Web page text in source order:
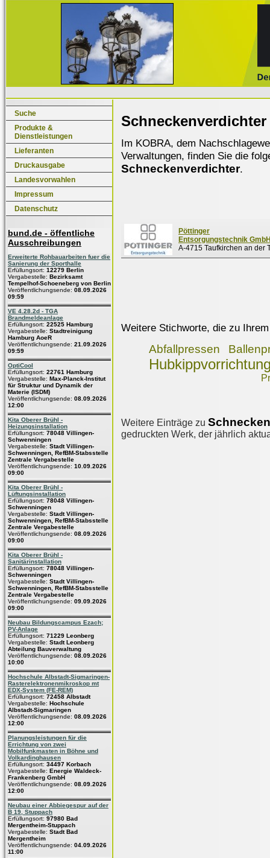
Suche
Produkte &
Dienstleistungen
Lieferanten
Druckausgabe
Landesvorwahlen
Impressum
Datenschutz
bund.de - öffentliche
Ausschreibungen
Erweiterte Rohbauarbeiten fuer die
Sanierung der Sporthalle
Erfüllungsort: 12279 Berlin
Vergabestelle: Bezirksamt
Tempelhof-Schoeneberg von Berlin
Veröffentlichungsende: 08.09.2026
09:59
VE 4.28.2d - TGA
Brandmeldeanlage
Erfüllungsort: 22525 Hamburg
Vergabestelle: Stadtreinigung
Hamburg AoeR
Veröffentlichungsende: 21.09.2026
09:59
OptiCool
Erfüllungsort: 22761 Hamburg
Vergabestelle: Max-Planck-Institut
für Struktur und Dynamik der
Materie (ISDM)
Veröffentlichungsende: 08.09.2026
12:00
Kita Oberer Brühl -
Heizungsinstallation
Erfüllungsort: 78048 Villingen-
Schwenningen
Vergabestelle: Stadt Villingen-
Schwenningen, RefBM-Stabsstelle
Zentrale Vergabestelle
Veröffentlichungsende: 10.09.2026
09:00
Kita Oberer Brühl -
Lüftungsinstallation
Erfüllungsort: 78048 Villingen-
Schwenningen
Vergabestelle: Stadt Villingen-
Schwenningen, RefBM-Stabsstelle
Zentrale Vergabestelle
Veröffentlichungsende: 08.09.2026
09:00
Kita Oberer Brühl -
Sanitärinstallation
Erfüllungsort: 78048 Villingen-
Schwenningen
Vergabestelle: Stadt Villingen-
Schwenningen, RefBM-Stabsstelle
Zentrale Vergabestelle
Veröffentlichungsende: 09.09.2026
09:00
Neubau Bildungscampus Ezach;
PV-Anlage
Erfüllungsort: 71229 Leonberg
Vergabestelle: Stadt Leonberg
Abteilung Bauverwaltung
Veröffentlichungsende: 08.09.2026
10:00
Hochschule Albstadt-Sigmaringen-
Rasterelektronenmikroskop mt
EDX-System (FE-REM)
Erfüllungsort: 72458 Albstadt
Vergabestelle: Hochschule
Albstadt-Sigmaringen
Veröffentlichungsende: 08.09.2026
12:00
Planungsleistungen für die
Errichtung von zwei
Mobilfunkmasten in Böhne und
Volkardinghausen
Erfüllungsort: 34497 Korbach
Vergabestelle: Energie Waldeck-
Frankenberg GmbH
Veröffentlichungsende: 08.09.2026
12:00
Neubau einer Abbiegespur auf der
B 19, Stuppach
Erfüllungsort: 97980 Bad
Mergentheim-Stuppach
Vergabestelle: Stadt Bad
Mergentheim
Veröffentlichungsende: 04.09.2026
11:00
Schneckenverdichter
Im KOBRA, dem
Verwaltungen, finden Sie die
Schneckenverdichter.
Pöttinger
Entsorgungstechnik
A-4715 Taufkirchen an der
Weitere Stichworte, die zu
Abfallpressen
Weitere Einträge zu
gedruckten Werk, der jährlich